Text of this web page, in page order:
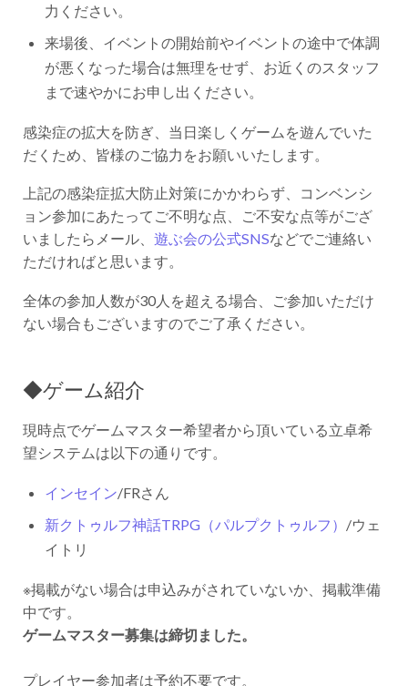
力ください。
来場後、イベントの開始前やイベントの途中で体調
が悪くなった場合は無理をせず、お近くのスタッフ
まで速やかにお申し出ください。
感染症の拡大を防ぎ、当日楽しくゲームを遊んでいた
だくため、皆様のご協力をお願いいたします。
上記の感染症拡大防止対策にかかわらず、コンベンシ
ョン参加にあたってご不明な点、ご不安な点等がござ
いましたらメール、 遊ぶ会の公式SNSなどでご連絡い
ただければと思います。
全体の参加人数が30人を超える場合、ご参加いただけ
ない場合もございますのでご了承ください。
◆ゲーム紹介
現時点でゲームマスター希望者から頂いている立卓希
望システムは以下の通りです。
インセイン/FRさん
新クトゥルフ神話TRPG（パルプクトゥルフ）
/ウェ
イトリ
※掲載がない場合は申込みがされていないか、掲載準備
中です。
ゲームマスター募集は締切ました。
プレイヤー参加者は予約不要です。